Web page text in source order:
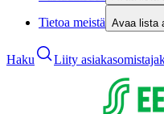
Tietoa meistä Avaa lista
Haku Liity